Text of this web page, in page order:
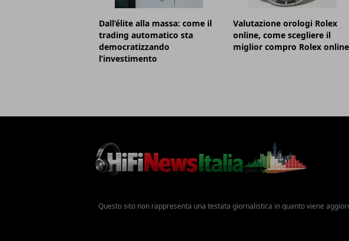
Dall’élite alla massa: come il
trading automatico sta
democratizzando
l’investimento
Valutazione orologi Rolex
online, come scegliere il
miglior compro Rolex online
Questo sito non rappresenta una testata giornalistica in quanto viene